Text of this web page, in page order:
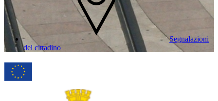
Segnalazioni
del cittadino